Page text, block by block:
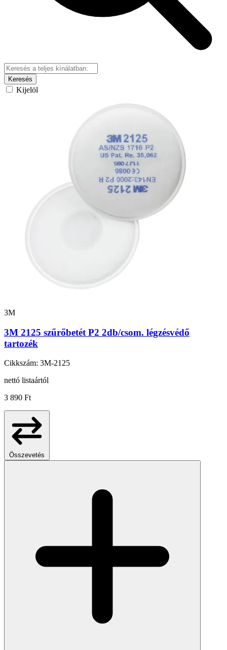
Keresés
Kijelöl
3M
3M 2125 szűrőbetét P2 2db/csom. légzésvédő
tartozék
Cikkszám: 3M-2125
nettó listaártól
3 890 Ft
Összevetés